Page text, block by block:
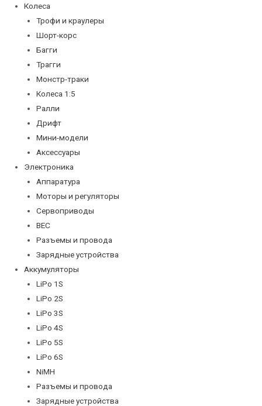
Колеса
Трофи и краулеры
Шорт-корс
Багги
Трагги
Монстр-траки
Колеса 1:5
Ралли
Дрифт
Мини-модели
Аксессуары
Электроника
Аппаратура
Моторы и регуляторы
Сервоприводы
BEC
Разъемы и провода
Зарядные устройства
Аккумуляторы
LiPo 1S
LiPo 2S
LiPo 3S
LiPo 4S
LiPo 5S
LiPo 6S
NiMH
Разъемы и провода
Зарядные устройства